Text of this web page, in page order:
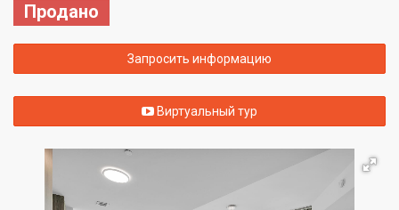
Продано
Запросить информацию
Виртуальный тур